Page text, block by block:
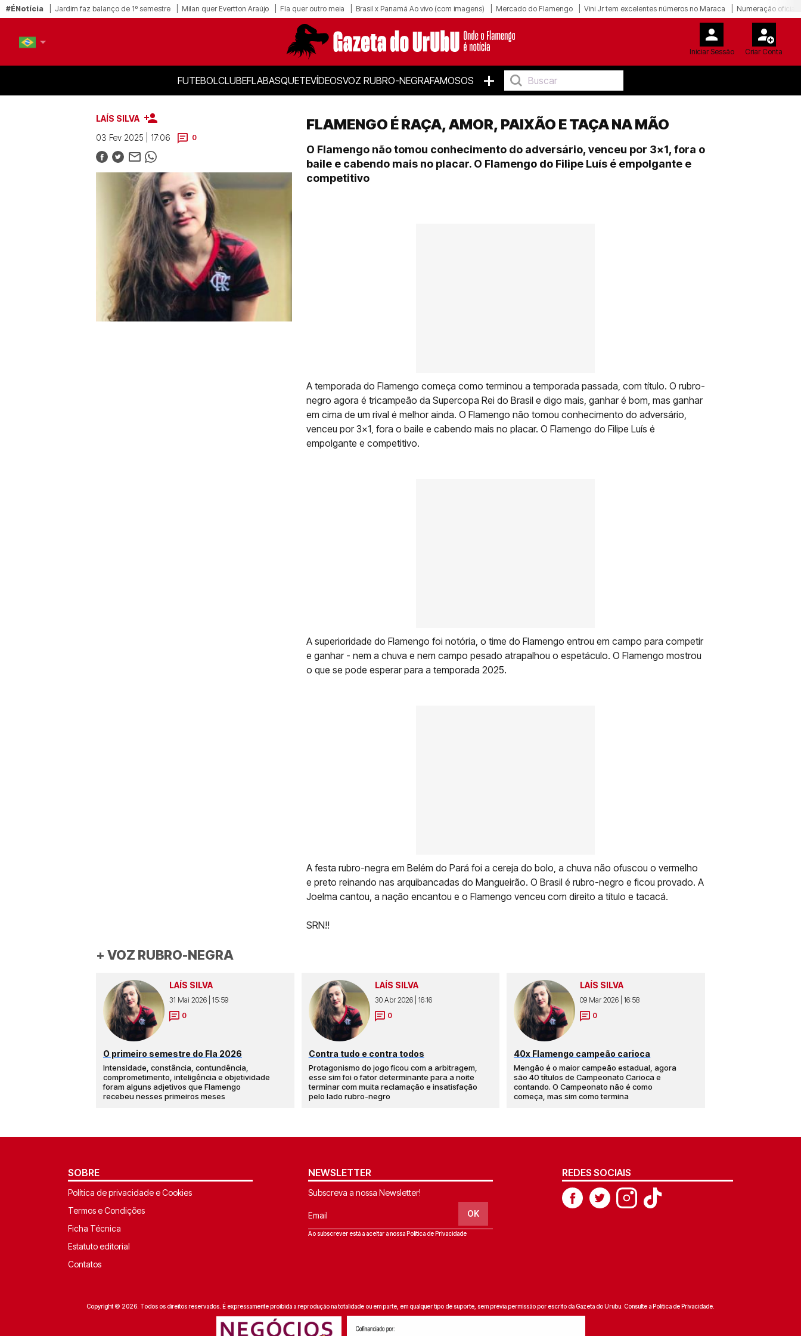
#ÉNotícia Jardim faz balanço de 1º semestre Milan quer Evertton Araújo Fla quer outro meia Brasil x Panamá Ao vivo (com imagens) Mercado do Flamengo Vini Jr tem excelentes números no Maraca Numeração oficial
Iniciar Sessão Criar Conta
FUTEBOLCLUBEFLABASQUETEVÍDEOSVOZ RUBRO-NEGRAFAMOSOS +
LAÍS SILVA
03 Fev 2025 | 17:06
0
FLAMENGO É RAÇA, AMOR, PAIXÃO E TAÇA NA MÃO
O Flamengo não tomou conhecimento do adversário, venceu por 3x1, fora o
baile e cabendo mais no placar. O Flamengo do Filipe Luís é empolgante e
competitivo
A temporada do Flamengo começa como terminou a temporada passada, com título. O rubro-
negro agora é tricampeão da Supercopa Rei do Brasil e digo mais, ganhar é bom, mas ganhar
em cima de um rival é melhor ainda. O Flamengo não tomou conhecimento do adversário,
venceu por 3x1, fora o baile e cabendo mais no placar. O Flamengo do Filipe Luís é
empolgante e competitivo.
A superioridade do Flamengo foi notória, o time do Flamengo entrou em campo para competir
e ganhar - nem a chuva e nem campo pesado atrapalhou o espetáculo. O Flamengo mostrou
o que se pode esperar para a temporada 2025.
A festa rubro-negra em Belém do Pará foi a cereja do bolo, a chuva não ofuscou o vermelho
e preto reinando nas arquibancadas do Mangueirão. O Brasil é rubro-negro e ficou provado. A
Joelma cantou, a nação encantou e o Flamengo venceu com direito a título e tacacá.
SRN!!
+ VOZ RUBRO-NEGRA
LAÍS SILVA
31 Mai 2026 | 15:59
0
O primeiro semestre do Fla 2026
Intensidade, constância, contundência,
comprometimento, inteligência e objetividade
foram alguns adjetivos que Flamengo
recebeu nesses primeiros meses
LAÍS SILVA
30 Abr 2026 | 16:16
0
Contra tudo e contra todos
Protagonismo do jogo ficou com a arbitragem,
esse sim foi o fator determinante para a noite
terminar com muita reclamação e insatisfação
pelo lado rubro-negro
LAÍS SILVA
09 Mar 2026 | 16:58
0
40x Flamengo campeão carioca
Mengão é o maior campeão estadual, agora
são 40 títulos de Campeonato Carioca e
contando. O Campeonato não é como
começa, mas sim como termina
SOBRE
Política de privacidade e Cookies
Termos e Condições
Ficha Técnica
Estatuto editorial
Contatos
NEWSLETTER
Subscreva a nossa Newsletter!
OK
Ao subscrever está a aceitar a nossaPolítica de Privacidade
REDES SOCIAIS
Copyright © 2026. Todos os direitos reservados. É expressamente proibida a reprodução na totalidade ou em parte, em qualquer tipo de suporte, sem prévia permissão por escrito da Gazeta do Urubu. Consulte aPolítica de Privacidade